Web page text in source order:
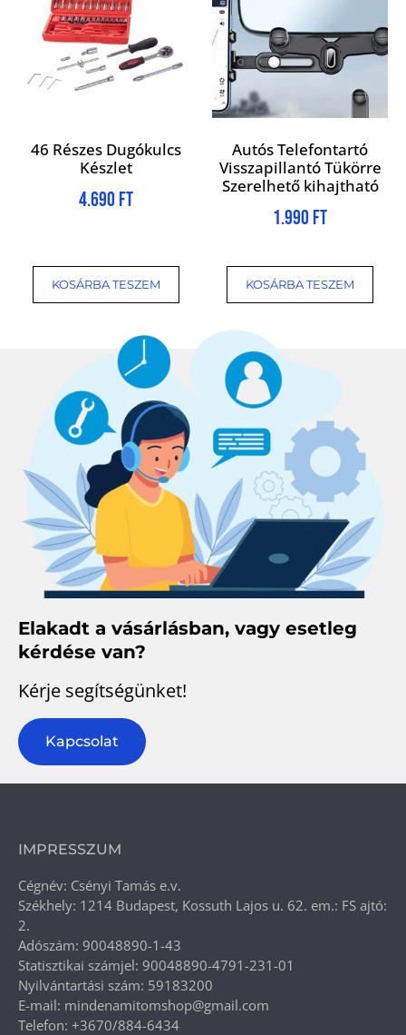
46 Részes Dugókulcs
Készlet
4.690 Ft
KOSÁRBA TESZEM
Autós Telefontartó
Visszapillantó Tükörre
Szerelhető kihajtható
1.990 Ft
KOSÁRBA TESZEM
Elakadt a vásárlásban, vagy esetleg
kérdése van?
Kérje segítségünket!
Kapcsolat
IMPRESSZUM
Cégnév: Csényi Tamás e.v.
Székhely: 1214 Budapest, Kossuth Lajos u. 62. em.: FS ajtó:
2.
Adószám: 90048890-1-43
Statisztikai számjel: 90048890-4791-231-01
Nyilvántartási szám: 59183200
E-mail: mindenamitomshop@gmail.com
Telefon: +3670/884-6434